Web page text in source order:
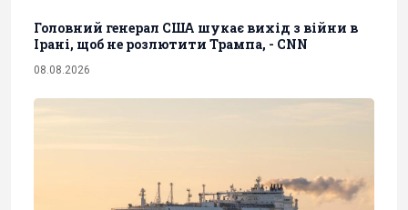
Головний генерал США шукає вихід з війни в
Ірані, щоб не розлютити Трампа, - CNN
08.08.2026